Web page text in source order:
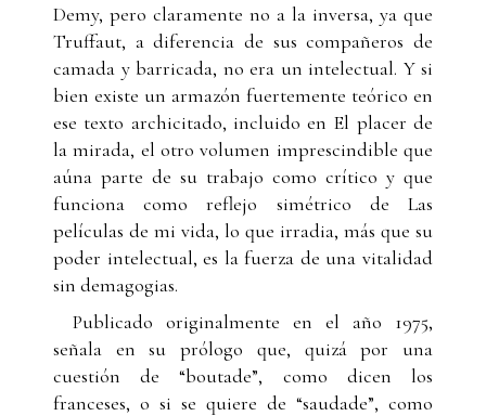
Demy, pero claramente no a la inversa, ya que
Truffaut, a diferencia de sus compañeros de
camada y barricada, no era un intelectual. Y si
bien existe un armazón fuertemente teórico en
ese texto archicitado, incluido en El placer de
la mirada, el otro volumen imprescindible que
aúna parte de su trabajo como crítico y que
funciona como reflejo simétrico de Las
películas de mi vida, lo que irradia, más que su
poder intelectual, es la fuerza de una vitalidad
sin demagogias.
Publicado originalmente en el año 1975,
señala en su prólogo que, quizá por una
cuestión de “boutade”, como dicen los
franceses, o si se quiere de “saudade”, como